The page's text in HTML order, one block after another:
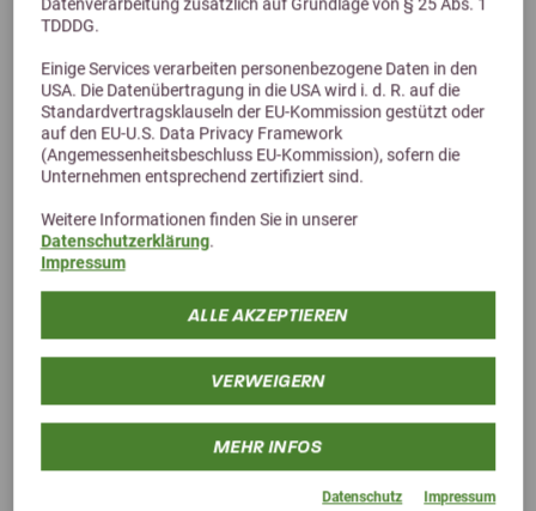
TDDDG.
Einige Services verarbeiten personenbezogene Daten in den
USA. Die Datenübertragung in die USA wird i. d. R. auf die
Standardvertragsklauseln der EU-Kommission gestützt oder
auf den EU-U.S. Data Privacy Framework
(Angemessenheitsbeschluss EU-Kommission), sofern die
Unternehmen entsprechend zertifiziert sind.
Weitere Informationen finden Sie in unserer
Datenschutzerklärung.
Impressum
ALLE AKZEPTIEREN
VERWEIGERN
MEHR INFOS
Datenschutz Impressum
Alternative Produkte